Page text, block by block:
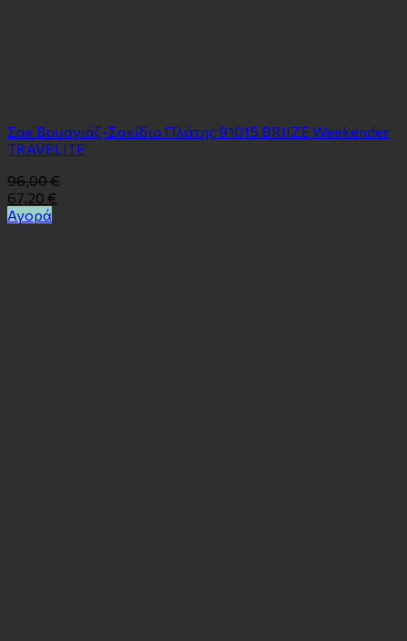
Σακ Βουαγιάζ-Σακίδιο Πλάτης 91015 BRIIZE Weekender
TRAVELITE
96,00€
67,20 €
Αγορά